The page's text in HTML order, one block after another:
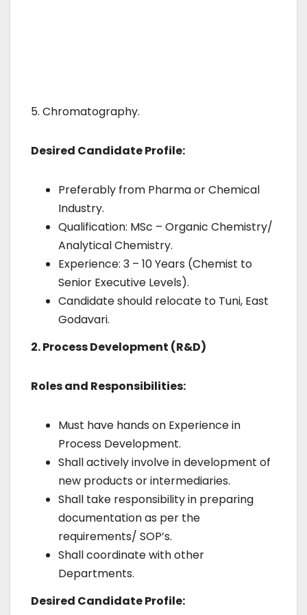
5. Chromatography.
Desired Candidate Profile:
Preferably from Pharma or Chemical
Industry.
Qualification: MSc – Organic Chemistry/
Analytical Chemistry.
Experience: 3 – 10 Years (Chemist to
Senior Executive Levels).
Candidate should relocate to Tuni, East
Godavari.
2. Process Development (R&D)
Roles and Responsibilities:
Must have hands on Experience in
Process Development.
Shall actively involve in development of
new products or intermediaries.
Shall take responsibility in preparing
documentation as per the
requirements/ SOP’s.
Shall coordinate with other
Departments.
Desired Candidate Profile: